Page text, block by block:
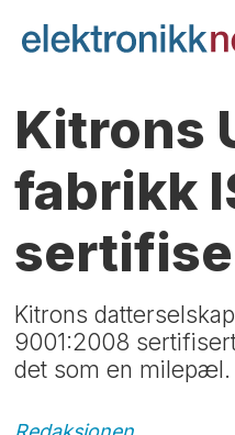
Kitrons
fabrikk
Kitrons
9001:2008
det som en milepæl.